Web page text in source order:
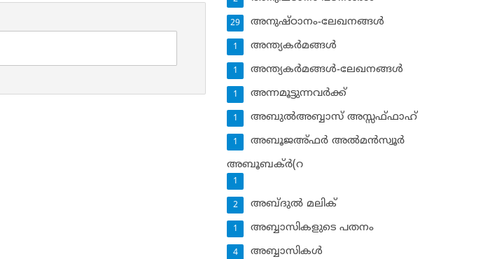
അനുഷ്ഠാനം-ലേഖനങ്ങള്‍
29
അന്ത്യകര്‍മങ്ങള്‍
1
അന്ത്യകര്‍മങ്ങള്‍-ലേഖനങ്ങള്‍
1
അന്നമൂട്ടുന്നവര്‍ക്ക്
1
അബുല്‍അബ്ബാസ് അസ്സഫ്ഫാഹ്‌
1
അബൂജഅ്ഫര്‍ അല്‍മന്‍സ്വൂര്‍
1
അബൂബക്ര്‍(റ
1
അബ്ദുല്‍ മലിക്‌
2
അബ്ബാസികളുടെ പതനം
1
അബ്ബാസികള്‍
4